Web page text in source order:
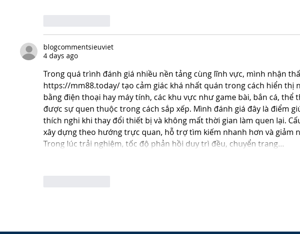
blogcommentsieuviet
4 days ago
Trong quá trình đánh giá nhiều nền tảng cùng lĩnh vực, mình nhận
https://mm88.today/ tạo cảm giác khá nhất quán trong cách hiển thị
bằng điện thoại hay máy tính, các khu vực như game bài, bắn cá, thể
được sự quen thuộc trong cách sắp xếp. Mình đánh giá đây là điểm
thích nghi khi thay đổi thiết bị và không mất thời gian làm quen lại.
xây dựng theo hướng trực quan, hỗ trợ tìm kiếm nhanh hơn và giảm
Trong lúc trải nghiệm, tốc độ phản hồi duy trì đều, chuyển trang…